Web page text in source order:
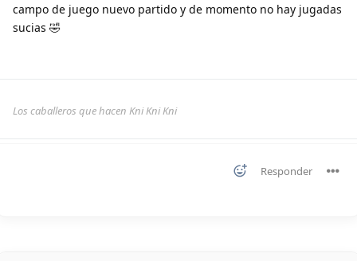
campo de juego nuevo partido y de momento no hay jugadas
sucias 🤣
Los caballeros que hacen Kni Kni Kni
Responder